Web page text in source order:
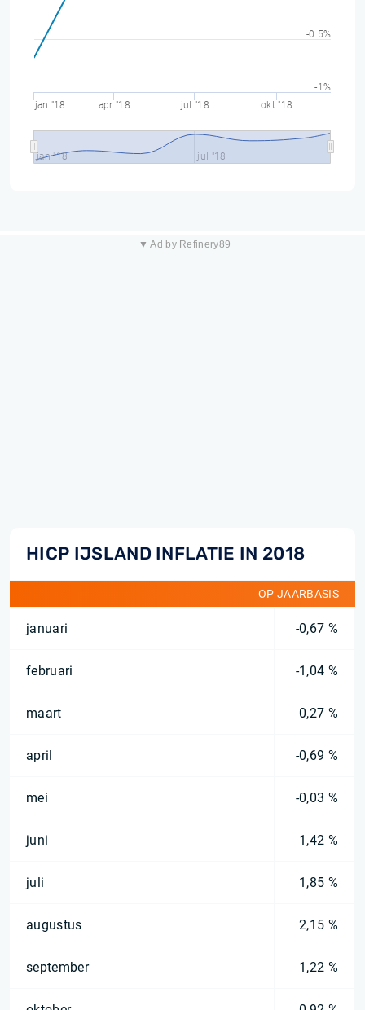
jan "18 apr "18 jul "18 okt "18
jan "18 jul "18
-1%
-0.5%
▼ Ad by Refinery89
HICP IJSLAND INFLATIE IN 2018
OP JAARBASIS
januari -0,67 %
februari -1,04 %
maart 0,27 %
april -0,69 %
mei -0,03 %
juni 1,42 %
juli 1,85 %
augustus 2,15 %
september 1,22 %